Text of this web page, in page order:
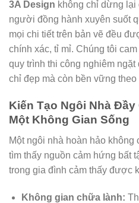
3A Design không chỉ dừng
người đồng hành xuyên suốt
mọi chi tiết trên bản vẽ đều
chính xác, tỉ mỉ. Chúng tôi
quy trình thi công nghiêm
chỉ đẹp mà còn bền vững
Kiến Tạo Ngôi Nhà
Một Không Gian Sống
Một ngôi nhà hoàn hảo
tìm thấy nguồn cảm hứng bất
trong gia đình cảm thấy được
Không gian chữa lành: